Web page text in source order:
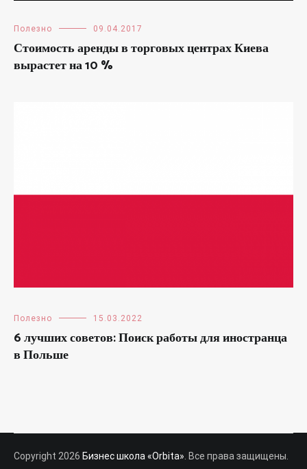
Полезно 09.04.2017
Стоимость аренды в торговых центрах Киева
вырастет на 10 %
Полезно 15.03.2022
6 лучших советов: Поиск работы для иностранца
в Польше
Copyright 2026 Бизнес школа «Orbita». Все права защищены.